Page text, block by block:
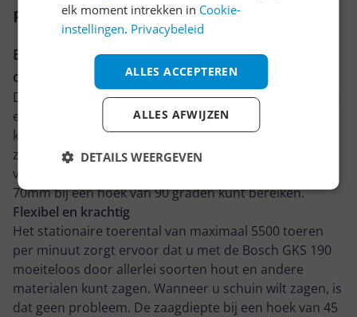
Productomschrijving
Bosch GKS 190: Een robuuste en krachtige
cirkelzaag
De Bosch GKS 190 cirkelzaag is ontworpen voor kracht
en nauwkeurigheid. Met een vermogen van 1400 Watt
kan deze zaag zowel thuis als op de bouwplaats de
zwaarste taken aan. Het zaagblad heeft een diameter
van 190mm, waarmee u een maximale zaagdiepte van
70mm bij een hoek van 90 graden kunt bereiken.
Flexibel en krachtig
Het stationaire toerental van maximaal 5500 toeren
per minuut zorgt ervoor dat u met de Bosch GKS 190
moeiteloos door allerlei soorten hout en andere
materialen kunt zagen. Wanneer u schuin wilt zagen, is
dat geen probleem. De zaagdiepte bij een hoek van 45
elk moment intrekken in Cookie-
instellingen. Privacybeleid
ALLES ACCEPTEREN
ALLES AFWIJZEN
DETAILS WEERGEVEN